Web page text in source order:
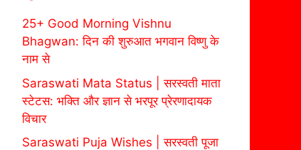
25+ Good Morning Vishnu
Bhagwan: दिन की शुरुआत भगवान विष्णु के
नाम से
Saraswati Mata Status | सरस्वती माता
स्टेटस: भक्ति और ज्ञान से भरपूर प्रेरणादायक
विचार
Saraswati Puja Wishes | सरस्वती पूजा